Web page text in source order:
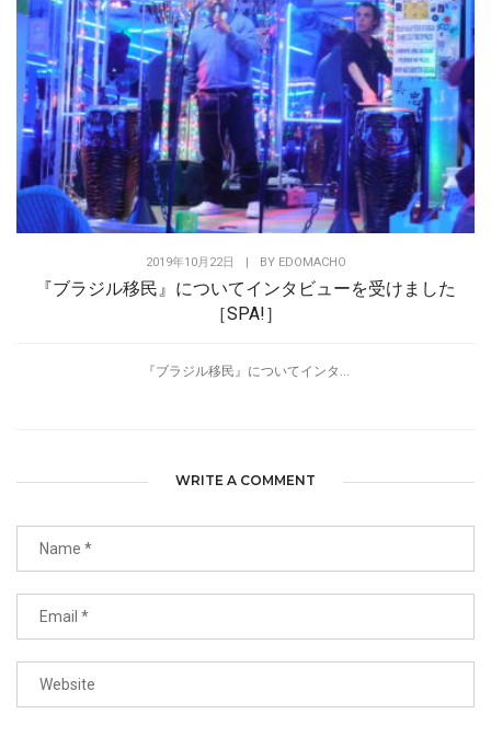
2019年10月22日 BY EDOMACHO
『ブラジル移民』についてインタビューを受けました
［SPA!］
『ブラジル移民』についてインタ...
WRITE A COMMENT